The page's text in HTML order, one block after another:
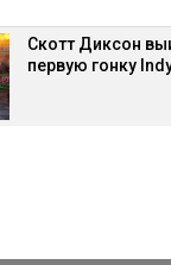
Скотт Диксон
первую гонку